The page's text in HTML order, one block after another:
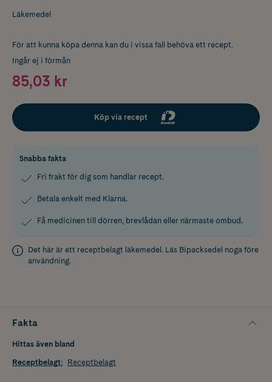
Läkemedel
För att kunna köpa denna kan du i vissa fall behöva ett recept.
Ingår ej i förmån
85,03 kr
Köp via recept
Snabba fakta
Fri frakt för dig som handlar recept.
Betala enkelt med Klarna.
Få medicinen till dörren, brevlådan eller närmaste ombud.
Det här är ett receptbelagt läkemedel. Läs Bipacksedel noga före
användning.
Fakta
Hittas även bland
Receptbelagt: Receptbelagt